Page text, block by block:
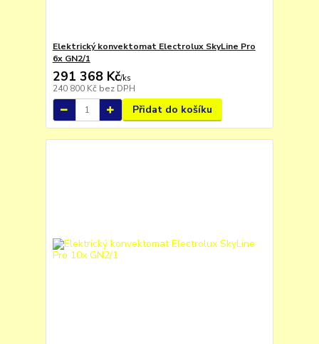
Elektrický konvektomat Electrolux SkyLine Pro
6x GN2/1
291 368 Kč/ks
240 800 Kč bez DPH
Přidat do košíku